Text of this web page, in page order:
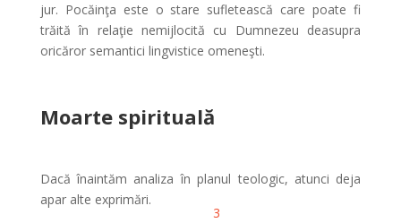
jur. Pocăinţa este o stare sufletească care poate fi
trăită în relaţie nemijlocită cu Dumnezeu deasupra
oricăror semantici lingvistice omeneşti.
Moarte spirituală
Dacă înaintăm analiza în planul teologic, atunci deja
apar alte exprimări.
3